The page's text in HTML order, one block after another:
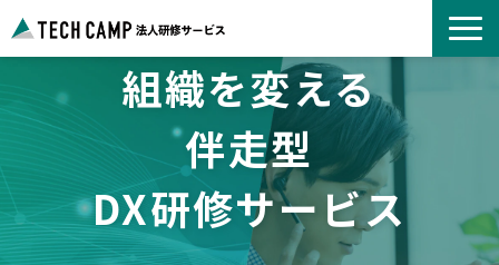
よくあるご質問
お知らせ
事例紹介一覧
コース一覧
選ばれる理由
組織を変える
伴走型
DX研修サービス